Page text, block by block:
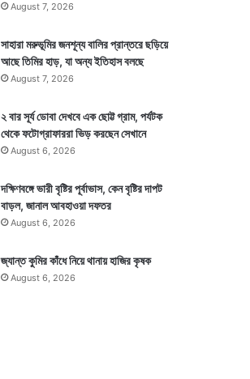
August 7, 2026
সাহারা মরুভূমির জনশূন্য বালির প্রান্তরে ছড়িয়ে
আছে তিমির হাড়, যা অন্য ইতিহাস বলছে
August 7, 2026
২ বার সূর্য ডোবা দেখবে এক ছোট্ট গ্রাম, পর্যটক
থেকে ফটোগ্রাফাররা ভিড় করছেন সেখানে
August 6, 2026
দক্ষিণবঙ্গে ভারী বৃষ্টির পূর্বাভাস, কেন বৃষ্টির দাপট
বাড়ল, জানাল আবহাওয়া দফতর
August 6, 2026
জ্যান্ত কুমির কাঁধে নিয়ে থানায় হাজির কৃষক
August 6, 2026